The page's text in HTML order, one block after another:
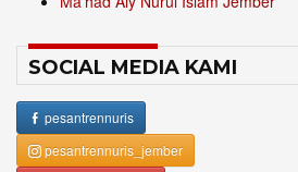
SOCIAL MEDIA KAMI
pesantrennuris
pesantrennuris_jember